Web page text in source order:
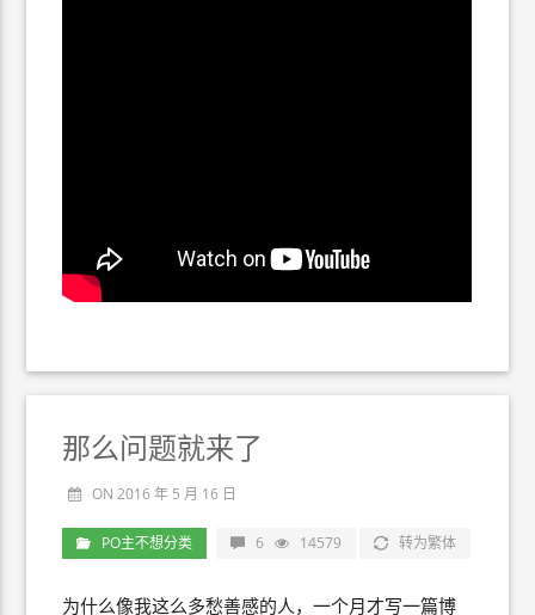
那么问题就来了
ON 2016 年 5 月 16 日
PO主不想分类 6 14579 转为繁体
为什么像我这么多愁善感的人，一个月才写一篇博